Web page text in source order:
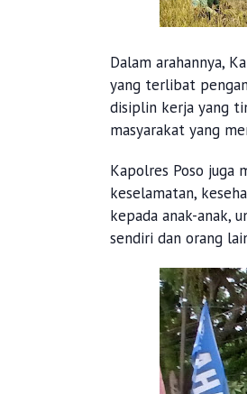
Dalam arahannya,
yang terlibat
disiplin kerja yang
masyarakat yang
Kapolres Poso juga
keselamatan,
kepada anak-anak,
sendiri dan orang